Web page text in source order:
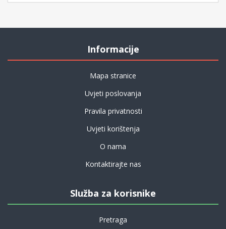
Informacije
Mapa stranice
Uvjeti poslovanja
Pravila privatnosti
Uvjeti korištenja
O nama
Kontaktirajte nas
Služba za korisnike
Pretraga